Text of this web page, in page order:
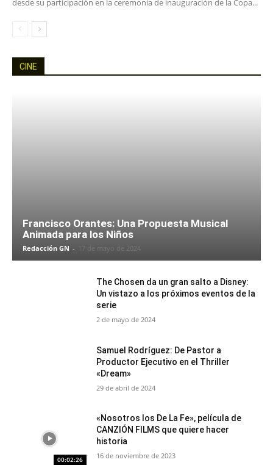
desde su participación en la ceremonia de inauguración de la Copa...
CINE
Francisco Orantes: Una Propuesta Musical
Animada para los Niños
Redacción GN - 17 de mayo de 2024
The Chosen da un gran salto a Disney:
Un vistazo a los próximos eventos de la
serie
2 de mayo de 2024
Samuel Rodríguez: De Pastor a
Productor Ejecutivo en el Thriller
«Dream»
29 de abril de 2024
00:02:26
«Nosotros los De La Fe», película de
CANZIÓN FILMS que quiere hacer
historia
16 de noviembre de 2023